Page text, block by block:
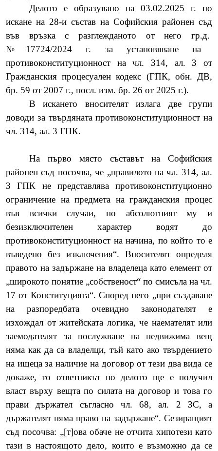
Делото е образувано на 03.02.2025 г. по
искане на 28-и състав на Софийския районен съд
във връзка с разглежданото от него гр.д.
№17724/2024 г. за установяване на
противоконституционност на чл.
314, ал. 3 от
Гражданския процесуален кодекс (ГПК, обн. ДВ,
бр. 59 от 2007 г., посл. изм. бр. 26 от 2025 г.).
В искането вносителят излага две групи
доводи за твърдяната противоконституционност на
чл. 314, ал. 3 ГПК.
На първо място съставът на Софийския
районен съд посочва, че „правилото на чл. 314, ал.
3 ГПК не представлява противоконституционно
ограничение на предмета на гражданския процес
във всички случаи, но абсолютният му и
безизключителен характер водят до
противоконституционност на начина, по който то е
въведено без изключения“. Вносителят определя
правото на задържане на владелеца като елемент от
„широкото понятие „собственост“ по смисъла на чл.
17 от Конституцията“. Според него „при създаване
на разпоредбата очевидно законодателят е
изхождал от житейската логика, че наемателят или
заемодателят за послужване на недвижима вещ
няма как да са владелци, тъй като ако твърдението
на ищеца за наличие на договор от тези два вида се
докаже, то ответникът по делото ще е получил
власт върху вещта по силата на договор и това го
прави държател съгласно чл. 68, ал. 2 ЗС, а
държателят няма право на задържане“. Сезиращият
съд посочва: „[т]ова обаче не отчита хипотези като
тази в настоящото дело, които е възможно да се